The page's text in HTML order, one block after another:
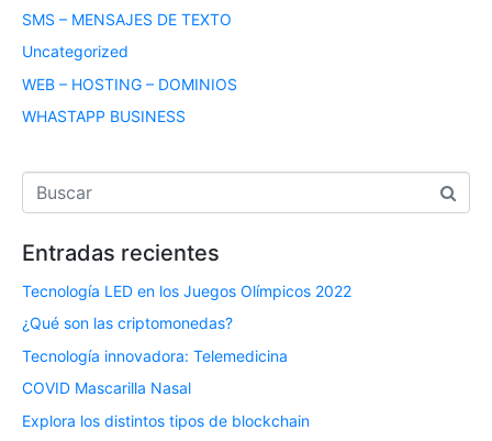
SMS – MENSAJES DE TEXTO
Uncategorized
WEB – HOSTING – DOMINIOS
WHASTAPP BUSINESS
Entradas recientes
Tecnología LED en los Juegos Olímpicos 2022
¿Qué son las criptomonedas?
Tecnología innovadora: Telemedicina
COVID Mascarilla Nasal
Explora los distintos tipos de blockchain